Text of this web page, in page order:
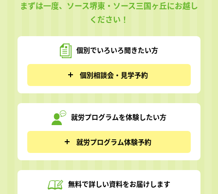
まずは一度、ソース堺東・ソース三国ヶ丘にお越し
ください！
個別でいろいろ聞きたい方
個別相談会・見学予約
就労プログラムを体験したい方
就労プログラム体験予約
無料で詳しい資料をお届けします